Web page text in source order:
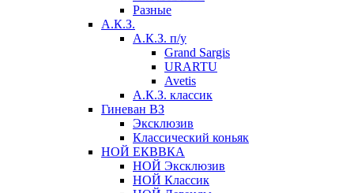
Разные
А.К.З.
А.К.З. п/у
Grand Sargis
URARTU
Avetis
А.К.З. классик
Гиневан ВЗ
Эксклюзив
Классический коньяк
НОЙ ЕКВВКА
НОЙ Эксклюзив
НОЙ Классик